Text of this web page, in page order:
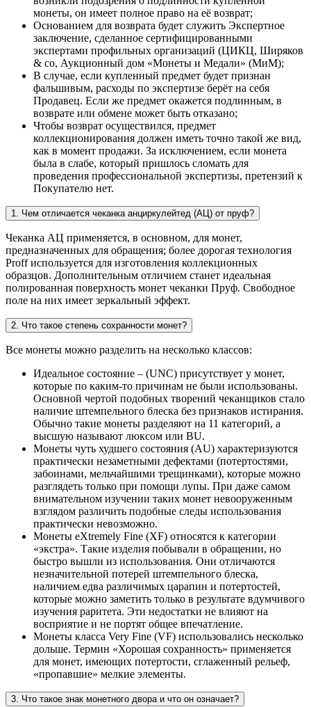
монеты, он имеет полное право на её возврат;
Основанием для возврата будет служить Экспертное
заключение, сделанное сертифицированными
экспертами профильных организаций (ЦИКЦ, Ширяков
& co, Аукционный дом «Монеты и Медали» (МиМ);
В случае, если купленный предмет будет признан
фальшивым, расходы по экспертизе берёт на себя
Продавец. Если же предмет окажется подлинным, в
возврате или обмене может быть отказано;
Чтобы возврат осуществился, предмет
коллекционирования должен иметь точно такой же вид,
как в момент продажи. За исключением, если монета
была в слабе, который пришлось сломать для
проведения профессиональной экспертизы, претензий к
Покупателю нет.
1. Чем отличается чеканка анциркулейтед (АЦ) от пруф?
Чеканка АЦ применяется, в основном, для монет,
предназначенных для обращения; более дорогая технология
Proff используется для изготовления коллекционных
образцов. Дополнительным отличием станет идеальная
полированная поверхность монет чеканки Пруф. Свободное
поле на них имеет зеркальный эффект.
2. Что такое степень сохранности монет?
Все монеты можно разделить на несколько классов:
Идеальное состояние – (UNC) присутствует у монет,
которые по каким-то причинам не были использованы.
Основной чертой подобных творений чеканщиков стало
наличие штемпельного блеска без признаков истирания.
Обычно такие монеты разделяют на 11 категорий, а
высшую называют люксом или BU.
Монеты чуть худшего состояния (AU) характеризуются
практически незаметными дефектами (потертостями,
забоинами, мельчайшими трещинками), которые можно
разглядеть только при помощи лупы. При даже самом
внимательном изучении таких монет невооруженным
взглядом различить подобные следы использования
практически невозможно.
Монеты eXtremely Fine (XF) относятся к категории
«экстра». Такие изделия побывали в обращении, но
быстро вышли из использования. Они отличаются
незначительной потерей штемпельного блеска,
наличием едва различимых царапин и потертостей,
которые можно заметить только в результате вдумчивого
изучения раритета. Эти недостатки не влияют на
восприятие и не портят общее впечатление.
Монеты класса Very Fine (VF) использовались несколько
дольше. Термин «Хорошая сохранность» применяется
для монет, имеющих потертости, сглаженный рельеф,
«пропавшие» мелкие элементы.
3. Что такое знак монетного двора и что он означает?